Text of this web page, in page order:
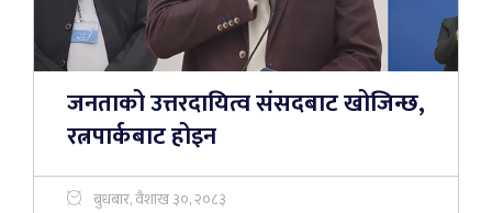
जनताको उत्तरदायित्व संसदबाट खोजिन्छ,
रत्नपार्कबाट होइन
बुधबार, वैशाख ३०, २०८३